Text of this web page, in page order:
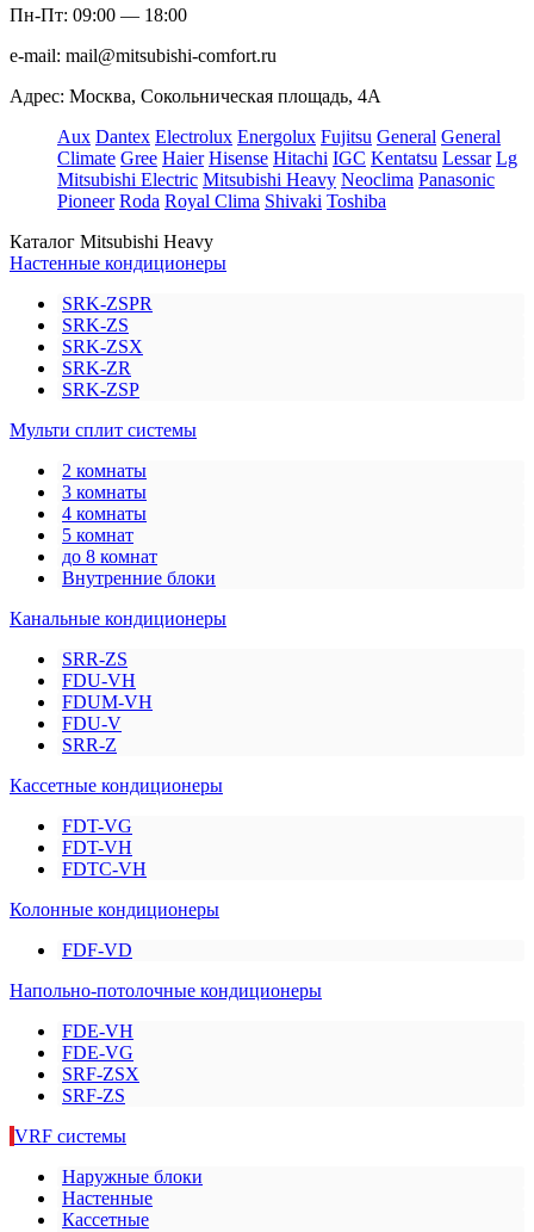
Пн-Пт: 09:00 — 18:00
e-mail: mail@mitsubishi-comfort.ru
Адрес: Москва, Сокольническая площадь, 4А
Aux Dantex Electrolux Energolux Fujitsu General General
Climate Gree Haier Hisense Hitachi IGC Kentatsu Lessar Lg
Mitsubishi Electric Mitsubishi Heavy Neoclima Panasonic
Pioneer Roda Royal Clima Shivaki Toshiba
Каталог Mitsubishi Heavy
Настенные кондиционеры
SRK-ZSPR
SRK-ZS
SRK-ZSX
SRK-ZR
SRK-ZSP
Мульти сплит системы
2 комнаты
3 комнаты
4 комнаты
5 комнат
до 8 комнат
Внутренние блоки
Канальные кондиционеры
SRR-ZS
FDU-VH
FDUM-VH
FDU-V
SRR-Z
Кассетные кондиционеры
FDT-VG
FDT-VH
FDTC-VH
Колонные кондиционеры
FDF-VD
Напольно-потолочные кондиционеры
FDE-VH
FDE-VG
SRF-ZSX
SRF-ZS
VRF системы
Наружные блоки
Настенные
Кассетные